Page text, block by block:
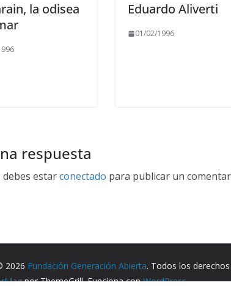
la odisea
Eduardo Aliverti
01/02/1996
respuesta
debes estarconectado para publicar un
2026 Fundación Generación Abierta. Todos los
por ThemeGrill. Funciona conWordPress.